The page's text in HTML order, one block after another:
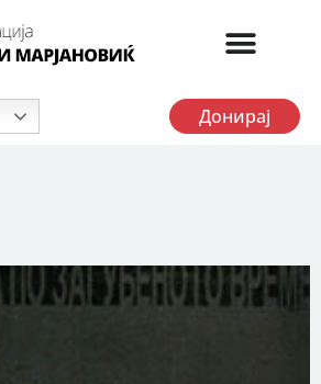
Донирај